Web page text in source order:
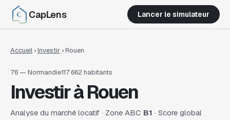
CapLens Lancer le simulateur
Accueil ›Investir ›Rouen
76 — Normandie117 662 habitants
Investir àRouen
Analyse du marché locatif · Zone ABC B1 · Score global